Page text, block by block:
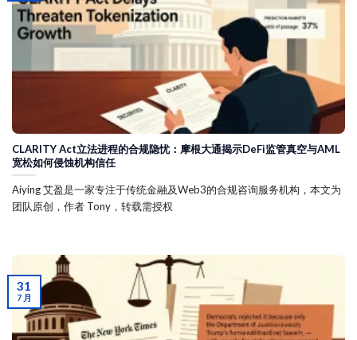
CLARITY Act立法进程的合规隐忧：摩根大通揭示DeFi监管真空与AML
宽松如何侵蚀机构信任
Aiying 艾盈是一家专注于传统金融及Web3的合规咨询服务机构，本文为
团队原创，作者 Tony，转载需授权
31
7 月